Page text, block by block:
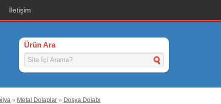
İletişim
Ürün Ara
» Metal Dolaplar » Dosya Dolabı